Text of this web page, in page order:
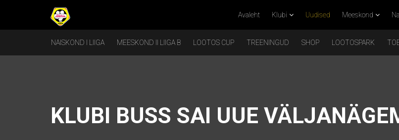
Avaleht Klubi Uudised Meeskond
NAISKOND I LIIGA MEESKOND II LIIGA B LOOTOS CUP TREENINGUD SHOP LOOTOSPARK
KLUBI BUSS SAI UUE